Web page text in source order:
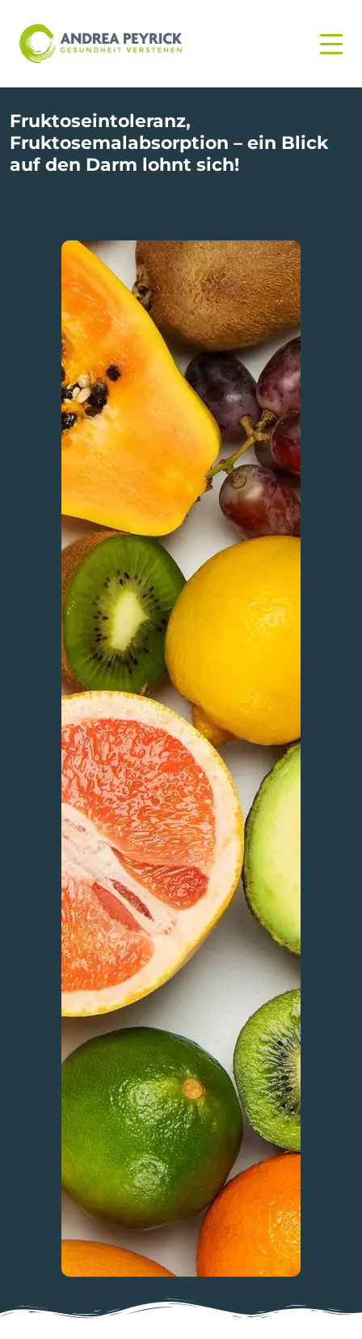
Fruktoseintoleranz,
Fruktosemalabsorption – ein Blick
auf den Darm lohnt sich!